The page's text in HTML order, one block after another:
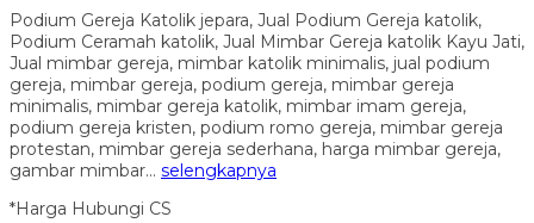
Podium Gereja Katolik jepara, Jual Podium Gereja katolik,
Podium Ceramah katolik, Jual Mimbar Gereja katolik Kayu Jati,
Jual mimbar gereja, mimbar katolik minimalis, jual podium
gereja, mimbar gereja, podium gereja, mimbar gereja
minimalis, mimbar gereja katolik, mimbar imam gereja,
podium gereja kristen, podium romo gereja, mimbar gereja
protestan, mimbar gereja sederhana, harga mimbar gereja,
gambar mimbar… selengkapnya
*Harga Hubungi CS